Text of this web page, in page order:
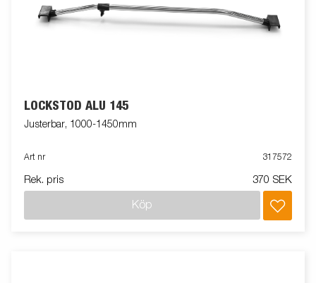
LOCKSTÖD ALU 145
Justerbar, 1000-1450mm
Art nr 317572
Rek. pris 370 SEK
Köp